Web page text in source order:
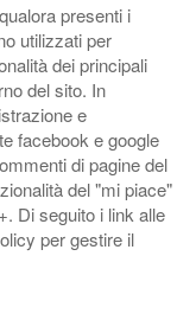
presenti i
utilizzati per
dei principali
del sito. In
e
facebook e google
di pagine del
del "mi piace"
Di seguito i link alle
per gestire il